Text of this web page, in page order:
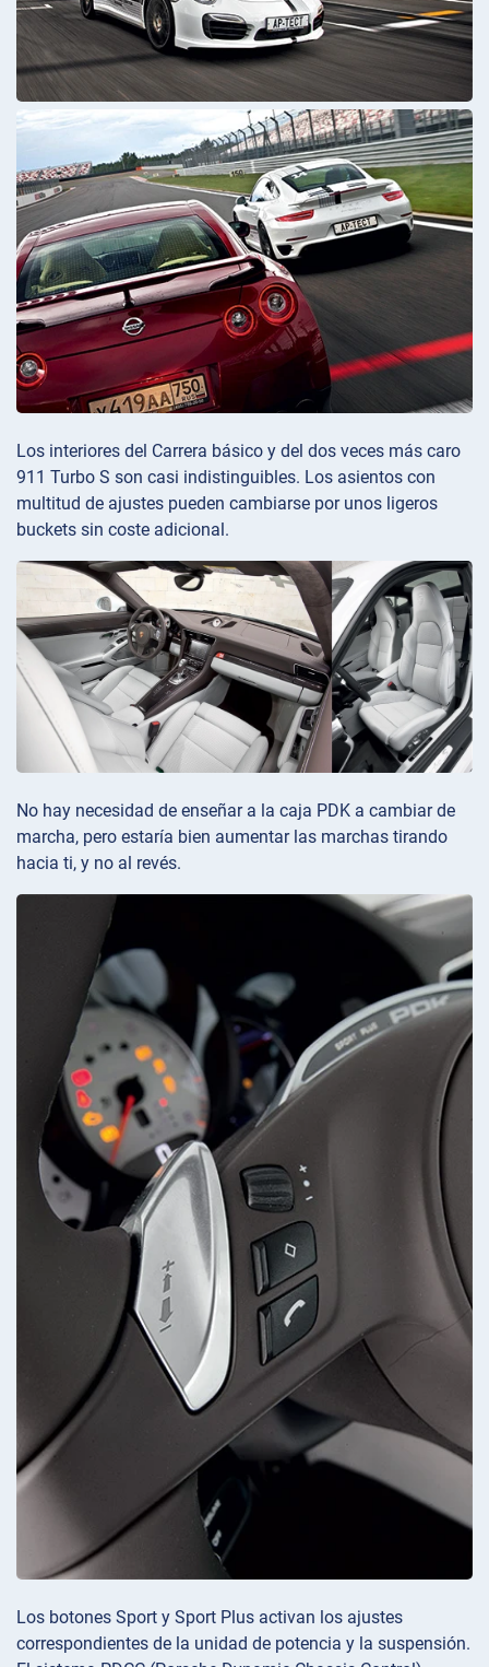
Los interiores del Carrera básico y del dos veces más caro
911 Turbo S son casi indistinguibles. Los asientos con
multitud de ajustes pueden cambiarse por unos ligeros
buckets sin coste adicional.
No hay necesidad de enseñar a la caja PDK a cambiar de
marcha, pero estaría bien aumentar las marchas tirando
hacia ti, y no al revés.
Los botones Sport y Sport Plus activan los ajustes
correspondientes de la unidad de potencia y la suspensión.